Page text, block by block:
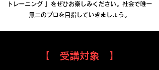
トレーニング 」をぜひお楽しみください。社会で唯一
無二のプロを目指していきましょう。
【 受講対象 】